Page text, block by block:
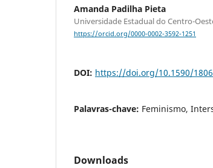
Amanda Padilha Pieta
Universidade Estadual do Centro-
https://orcid.org/0000-0002-3592-1251
DOI: https://doi.org/10.1590/
Palavras-chave: Feminismo,
Downloads